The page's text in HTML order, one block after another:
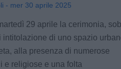
- mer 30 aprile 2025
29 aprile la cerimonia,
intitolazione di uno spazio
alla presenza di numerose
e religiose e una folta